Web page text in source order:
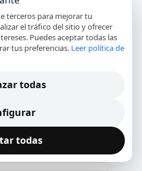
Teka: Causas y
Conozca sus causas y
terceros para mejorar tu
el tráfico del sitio y ofrecer
Puedes aceptar todas las
tus preferencias. Leer política de
todas
todas